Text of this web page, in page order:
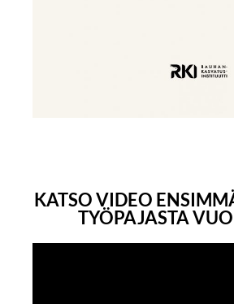
KATSO VIDEO
TYÖPAJASTA